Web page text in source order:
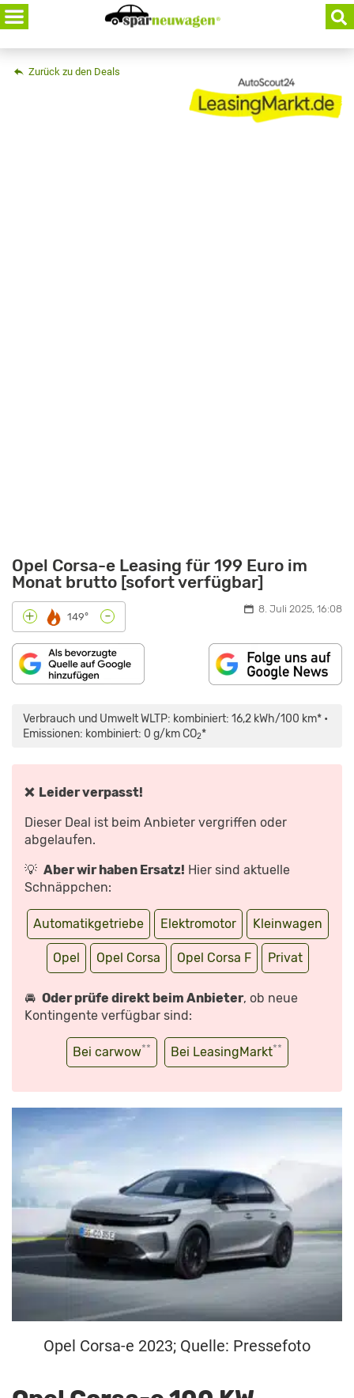
Skip
to
content
Zurück zu den Deals
Opel Corsa-e Leasing für 199 Euro im
Monat brutto [sofort verfügbar]
+ 149° - 8. Juli 2025, 16:08
Verbrauch und Umwelt WLTP: kombiniert: 16,2 kWh/100 km* •
Emissionen: kombiniert: 0 g/km CO2*
❌ Leider verpasst!
Dieser Deal ist beim Anbieter vergriffen oder
abgelaufen.
💡 Aber wir haben Ersatz! Hier sind aktuelle
Schnäppchen:
Automatikgetriebe Elektromotor Kleinwagen
Opel Opel Corsa Opel Corsa F Privat
🚘 Oder prüfe direkt beim Anbieter, ob neue
Kontingente verfügbar sind:
Bei carwow** Bei LeasingMarkt**
Opel Corsa-e 2023; Quelle: Pressefoto
FLOP?
DER
OPEL
CORSA
BLOCH
#131|AUTO
MOTOR
SPORT“
VON
ANZEIGEN